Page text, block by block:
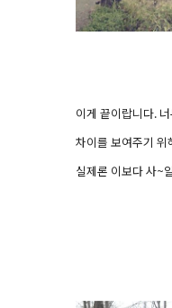
이게 끝이랍니다.
차이를 보여주기 위
실제론 이보다 사~